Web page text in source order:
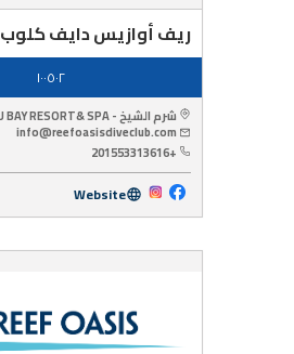
ريف أوازيس دايف كلوب
١٠٠٥٠٢
شرم الشيخ - REEF OASIS BLU BAY RESORT& SPA
info@reefoasisdiveclub.com
+201553313616
Website